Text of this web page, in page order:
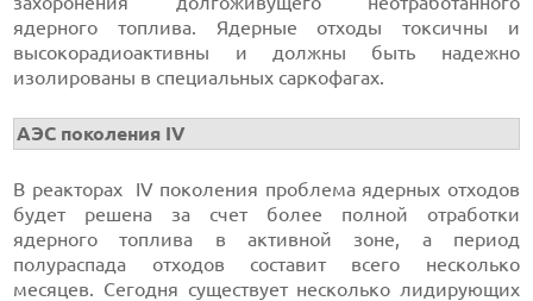
ядерного топлива. Ядерные отходы токсичны и
высокорадиоактивны и должны быть надежно
изолированы в специальных саркофагах.
АЭС поколения IV
В реакторах IV поколения проблема ядерных отходов
будет решена за счет более полной отработки
ядерного топлива в активной зоне, а период
полураспада отходов составит всего несколько
месяцев. Сегодня существует несколько лидирующих